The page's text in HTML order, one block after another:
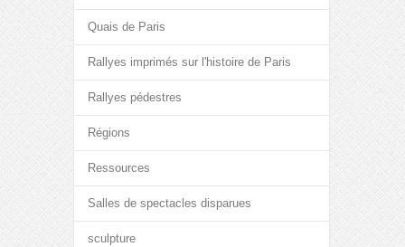
Quais de Paris
Rallyes imprimés sur l'histoire de Paris
Rallyes pédestres
Régions
Ressources
Salles de spectacles disparues
sculpture